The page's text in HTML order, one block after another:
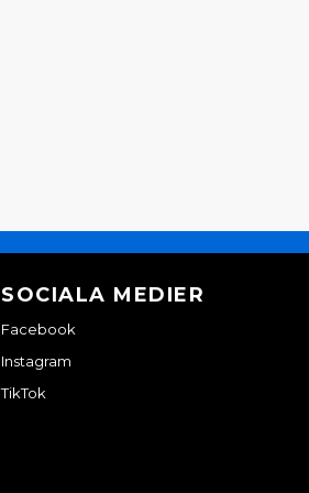
SOCIALA MEDIER
Facebook
Instagram
TikTok